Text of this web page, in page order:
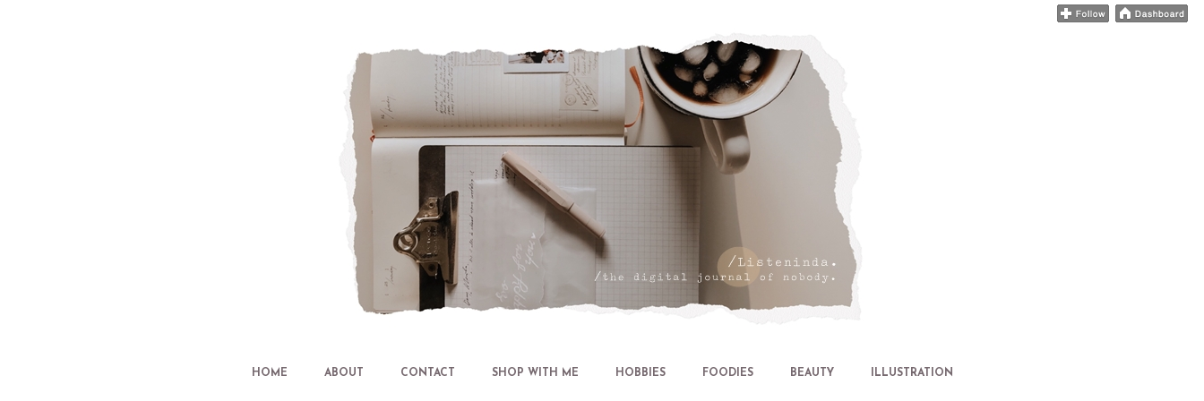
HOME ABOUT CONTACT SHOP WITH ME HOBBIES FOODIES BEAUTY ILLUSTRATION